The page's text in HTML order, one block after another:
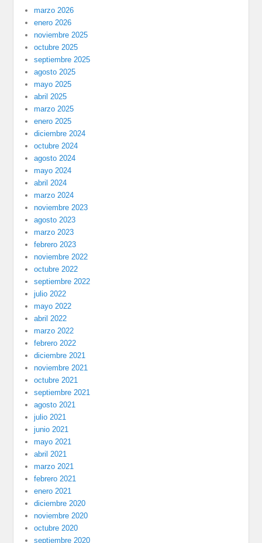
marzo 2026
enero 2026
noviembre 2025
octubre 2025
septiembre 2025
agosto 2025
mayo 2025
abril 2025
marzo 2025
enero 2025
diciembre 2024
octubre 2024
agosto 2024
mayo 2024
abril 2024
marzo 2024
noviembre 2023
agosto 2023
marzo 2023
febrero 2023
noviembre 2022
octubre 2022
septiembre 2022
julio 2022
mayo 2022
abril 2022
marzo 2022
febrero 2022
diciembre 2021
noviembre 2021
octubre 2021
septiembre 2021
agosto 2021
julio 2021
junio 2021
mayo 2021
abril 2021
marzo 2021
febrero 2021
enero 2021
diciembre 2020
noviembre 2020
octubre 2020
septiembre 2020